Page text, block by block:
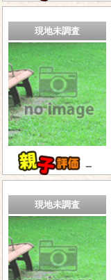
現地未調査
－
現地未調査